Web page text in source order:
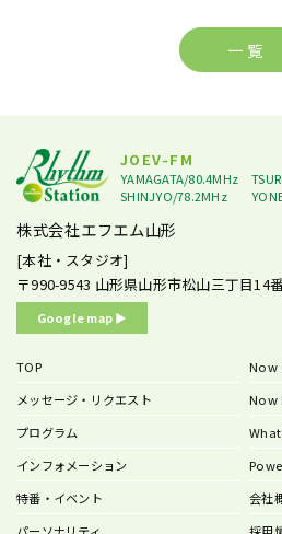
一 覧
JOEV-FM
YAMAGATA/80.4MHz
SHINJYO/78.2MHz
株式会社エフエム山形
[本社・スタジオ]
〒990-9543 山形県山形市松山三丁目14
Google map ▶︎
TOP
メッセージ・リクエスト
プログラム
インフォメーション
特番・イベント
Now
Now
会社